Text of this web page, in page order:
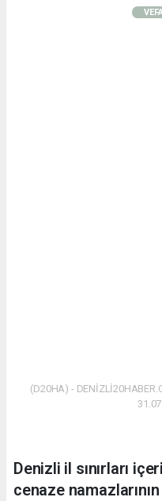
(D20HA) -
Denizli il sınırları
cenaze